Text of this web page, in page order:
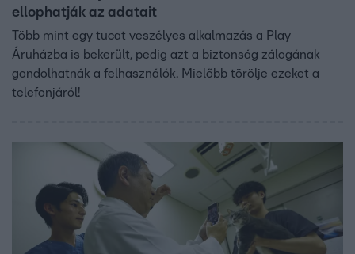
ellophatják az adatait
Több mint egy tucat veszélyes alkalmazás a Play
Áruházba is bekerült, pedig azt a biztonság zálogának
gondolhatnák a felhasználók. Mielőbb törölje ezeket a
telefonjáról!